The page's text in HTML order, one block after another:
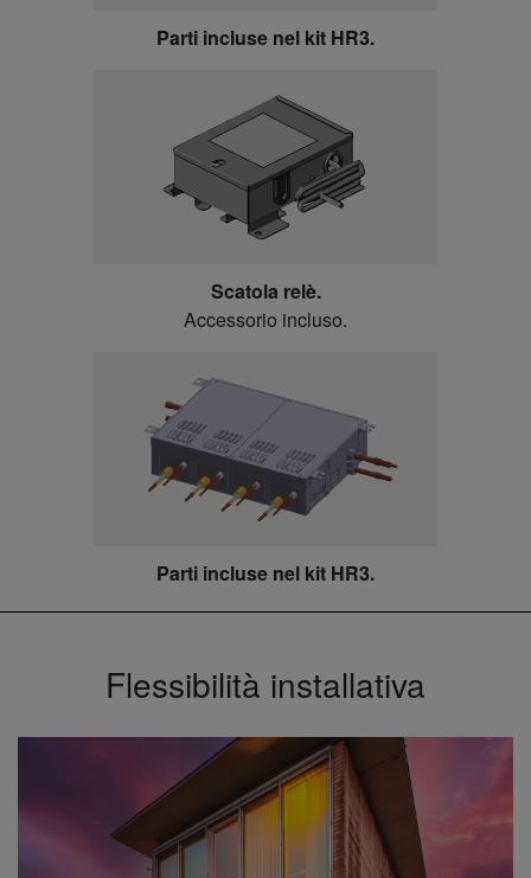
Parti incluse nel kit HR3.
Scatola relè.
Accessorio incluso.
Parti incluse nel kit HR3.
Flessibilità installativa